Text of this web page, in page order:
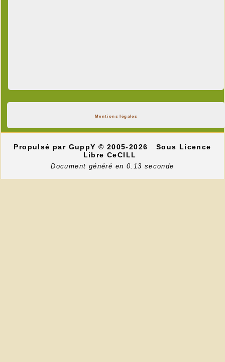
Mentions légales
Propulsé par GuppY© 2005-2026
Sous Licence
Libre CeCILL
Document généré en 0.13 seconde